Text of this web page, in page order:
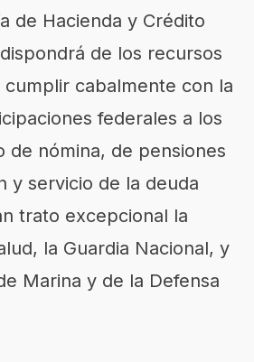
de Hacienda y Crédito
de los recursos
cumplir cabalmente con la
federales a los
de nómina, de pensiones
y servicio de la deuda
trato excepcional la
la Guardia Nacional, y
Marina y de la Defensa